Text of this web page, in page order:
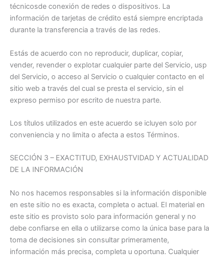
técnicosde conexión de redes o dispositivos. La
información de tarjetas de crédito está siempre encriptada
durante la transferencia a través de las redes.
Estás de acuerdo con no reproducir, duplicar, copiar,
vender, revender o explotar cualquier parte del Servicio, usp
del Servicio, o acceso al Servicio o cualquier contacto en el
sitio web a través del cual se presta el servicio, sin el
expreso permiso por escrito de nuestra parte.
Los títulos utilizados en este acuerdo se icluyen solo por
conveniencia y no limita o afecta a estos Términos.
SECCIÓN 3 – EXACTITUD, EXHAUSTVIDAD Y ACTUALIDAD
DE LA INFORMACIÓN
No nos hacemos responsables si la información disponible
en este sitio no es exacta, completa o actual. El material en
este sitio es provisto solo para información general y no
debe confiarse en ella o utilizarse como la única base para la
toma de decisiones sin consultar primeramente,
información más precisa, completa u oportuna. Cualquier